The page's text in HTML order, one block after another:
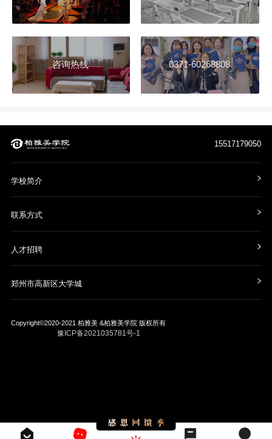
咨询热线 0371-60268808
15517179050
学校简介
联系方式
人才招聘
郑州市高新区大学城
Copyright©2020-2021 柏雅美 &柏雅美学院 版权所有
豫ICP备2021035781号-1